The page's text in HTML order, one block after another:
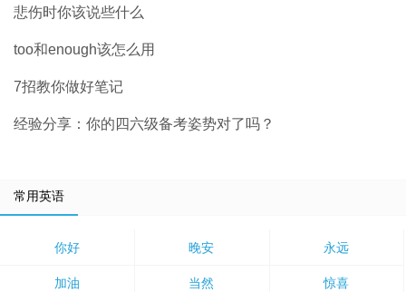
悲伤时你该说些什么
too和enough该怎么用
7招教你做好笔记
经验分享：你的四六级备考姿势对了吗？
常用英语
你好 晚安 永远
加油 当然 惊喜